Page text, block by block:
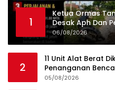
1
Ketua Ormas
Desak Aph Dan
Pelaku Angkut
Truk PT KAP
06/08/2026
2
11 Unit Alat Berat
Penanganan
Kecamatan Tukka
05/08/2026